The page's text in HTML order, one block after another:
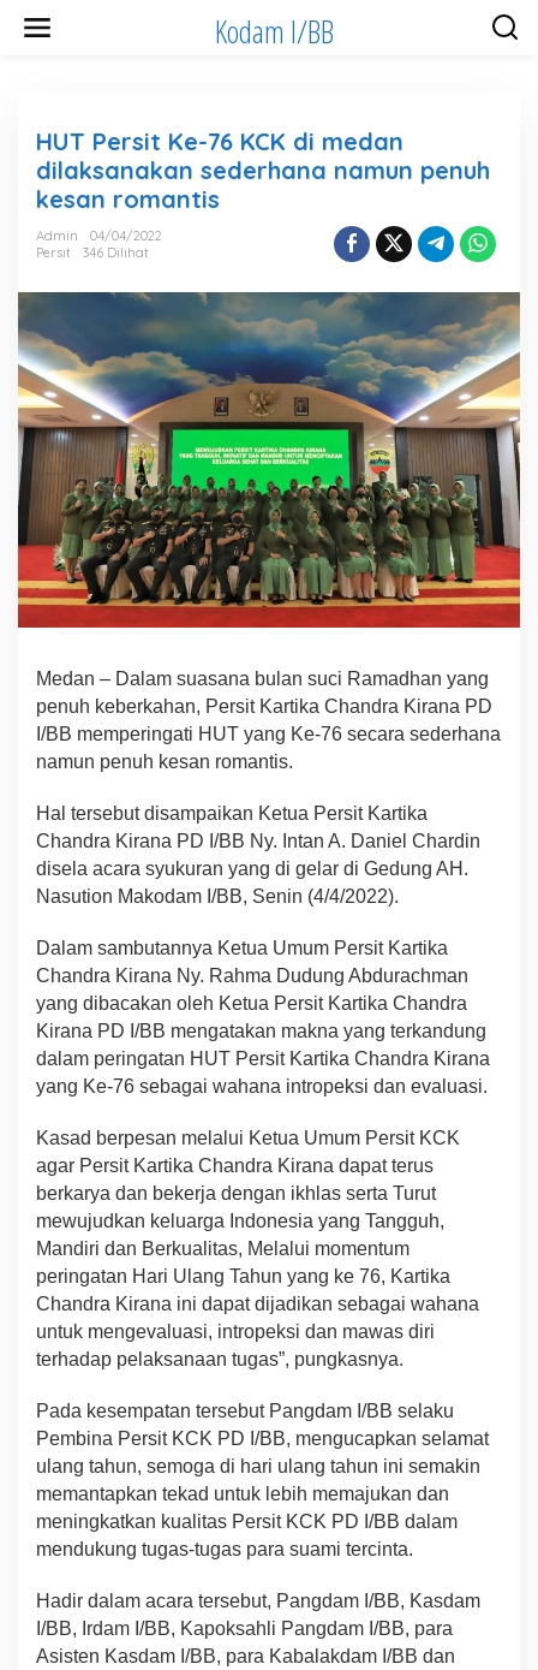
Kodam I/BB
HUT Persit Ke-76 KCK di medan
dilaksanakan sederhana namun penuh
kesan romantis
Admin
04/04/2022
Persit
346 Dilihat
Medan – Dalam suasana bulan suci Ramadhan yang
penuh keberkahan, Persit Kartika Chandra Kirana PD
I/BB memperingati HUT yang Ke-76 secara sederhana
namun penuh kesan romantis.
Hal tersebut disampaikan Ketua Persit Kartika
Chandra Kirana PD I/BB Ny. Intan A. Daniel Chardin
disela acara syukuran yang di gelar di Gedung AH.
Nasution Makodam I/BB, Senin (4/4/2022).
Dalam sambutannya Ketua Umum Persit Kartika
Chandra Kirana Ny. Rahma Dudung Abdurachman
yang dibacakan oleh Ketua Persit Kartika Chandra
Kirana PD I/BB mengatakan makna yang terkandung
dalam peringatan HUT Persit Kartika Chandra Kirana
yang Ke-76 sebagai wahana intropeksi dan evaluasi.
Kasad berpesan melalui Ketua Umum Persit KCK
agar Persit Kartika Chandra Kirana dapat terus
berkarya dan bekerja dengan ikhlas serta Turut
mewujudkan keluarga Indonesia yang Tangguh,
Mandiri dan Berkualitas, Melalui momentum
peringatan Hari Ulang Tahun yang ke 76, Kartika
Chandra Kirana ini dapat dijadikan sebagai wahana
untuk mengevaluasi, intropeksi dan mawas diri
terhadap pelaksanaan tugas”, pungkasnya.
Pada kesempatan tersebut Pangdam I/BB selaku
Pembina Persit KCK PD I/BB, mengucapkan selamat
ulang tahun, semoga di hari ulang tahun ini semakin
memantapkan tekad untuk lebih memajukan dan
meningkatkan kualitas Persit KCK PD I/BB dalam
mendukung tugas-tugas para suami tercinta.
Hadir dalam acara tersebut, Pangdam I/BB, Kasdam
I/BB, Irdam I/BB, Kapoksahli Pangdam I/BB, para
Asisten Kasdam I/BB, para Kabalakdam I/BB dan